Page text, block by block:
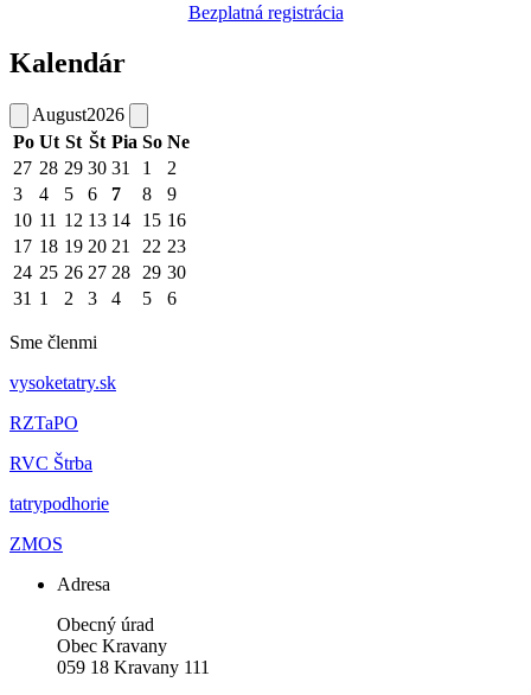
Bezplatná registrácia
Kalendár
August2026
Po Ut St Št Pia So Ne
27 28 29 30 31 1
2
3
4 5 6 7 8
9
10 11 12 13 14 15 16
17 18 19 20 21 22 23
24 25 26 27 28 29 30
31 1 2 3 4 5 6
Sme členmi
vysoketatry.sk
RZTaPO
RVC Štrba
tatrypodhorie
ZMOS
Adresa
Obecný úrad
Obec Kravany
059 18 Kravany 111